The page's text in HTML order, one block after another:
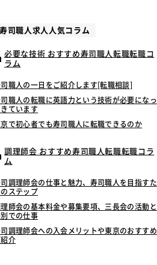
寿司職人求人人気コラム
必要な技術 おすすめ寿司職人転職転職コ
ラム
職人の一日をご紹介します[転職相談]
職人の転職に英語力という技術が必要になっ
きています
で初心者でも寿司職人に転職できるのか
調理師会 おすすめ寿司職人転職転職コラ
ム
調理師会の仕事と魅力、寿司職人を目指すた
のステップ
師会の基本料金や募集要項、三長会の活動と
別での仕事
調理師会への入会メリットや東京のおすすめ
紹介